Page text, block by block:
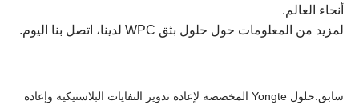
أنحاء العالم.
لمزيد من المعلومات حول حلول بثق WPC لدينا، اتصل بنا اليوم.
سابق:
حلول Yongte المخصصة لإعادة تدوير النفايات البلاستيكية وإعادة